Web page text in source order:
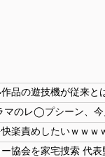
楽責めしたいｗｗｗ
協会を家宅捜索 代表